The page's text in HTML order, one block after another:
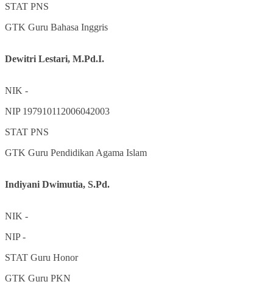
STAT PNS
GTK Guru Bahasa Inggris
Dewitri Lestari, M.Pd.I.
NIK -
NIP 197910112006042003
STAT PNS
GTK Guru Pendidikan Agama Islam
Indiyani Dwimutia, S.Pd.
NIK -
NIP-
STAT Guru Honor
GTK Guru PKN